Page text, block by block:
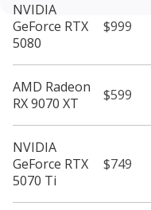
NVIDIA
GeForce RTX
5080
$999
AMD Radeon
RX 9070 XT
$599
NVIDIA
GeForce RTX
5070 Ti
$749